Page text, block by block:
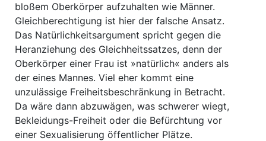
bloßem Oberkörper aufzuhalten wie Männer.
Gleichberechtigung ist hier der falsche Ansatz.
Das Natürlichkeitsargument spricht gegen die
Heranziehung des Gleichheitssatzes, denn der
Oberkörper einer Frau ist »natürlich« anders als
der eines Mannes. Viel eher kommt eine
unzulässige Freiheitsbeschränkung in Betracht.
Da wäre dann abzuwägen, was schwerer wiegt,
Bekleidungs-Freiheit oder die Befürchtung vor
einer Sexualisierung öffentlicher Plätze.